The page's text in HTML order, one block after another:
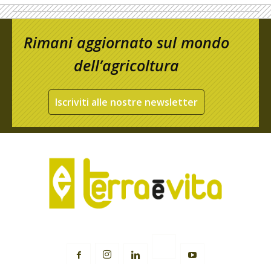
Rimani aggiornato sul mondo
dell’agricoltura
Iscriviti alle nostre newsletter